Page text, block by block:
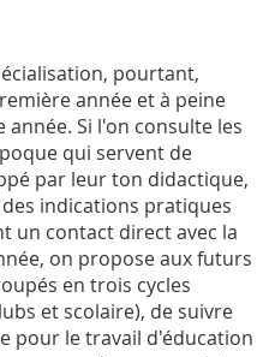
pourtant,
année et à peine
Si l'on consulte les
qui servent de
par leur ton didactique,
indications pratiques
un contact direct avec la
on propose aux futurs
en trois cycles
et scolaire), de suivre
pour le travail d'éducation